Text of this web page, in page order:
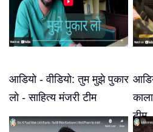
आडियो - वीडियो: तुम मुझे पुकार
लो - साहित्य मंजरी टीम
टीम